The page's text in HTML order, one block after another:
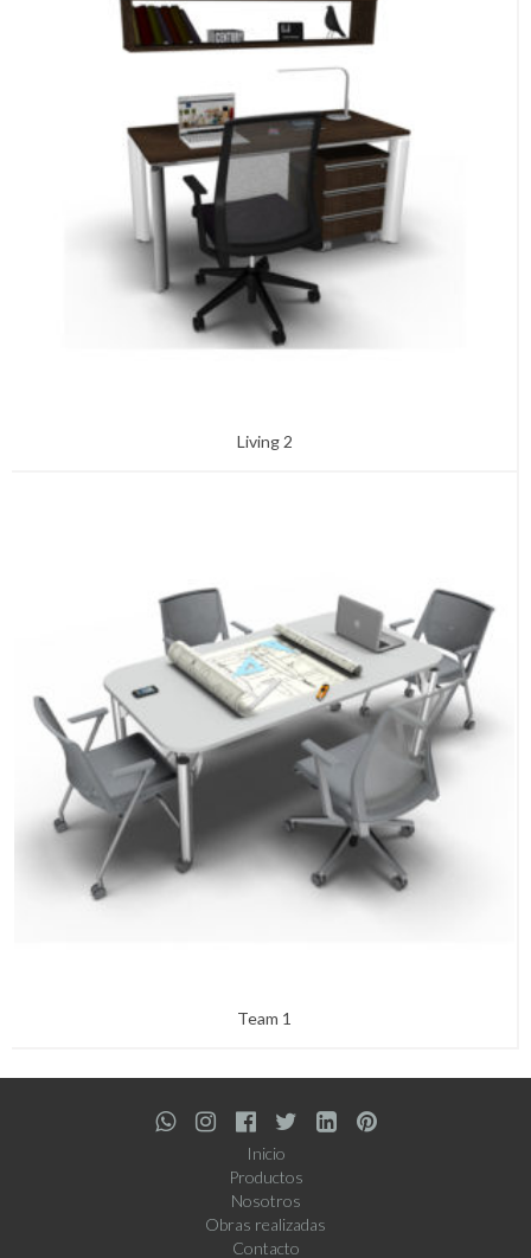
Living 2
Team 1
Inicio
Productos
Nosotros
Obras realizadas
Contacto